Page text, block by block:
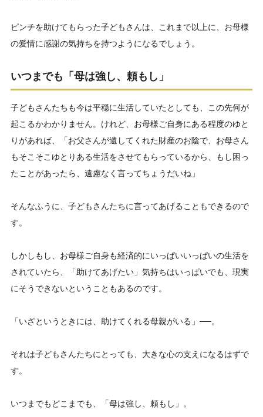
ピンチを助けてもらった子どもさんは、これまで以上に、お母様
の愛情に感謝の気持ちを持つようになるでしょう。
いつまでも「母は強し、頼もし」
子どもさんたちも今は平穏に生活していたとしても、この先何が
起こるかわかりません。けれど、お母様ご自身にある程度のゆと
りがあれば、「お父さんが遺してくれた財産のお陰で、お母さん
もそこそこゆとりある生活をさせてもらっているから、もし困っ
たことがあったら、遠慮なく言ってちょうだいね」
そんなふうに、子どもさんたちに言ってあげることもできるので
す。
しかしもし、お母様ご自身も経済的にいっぱいいっぱいの生活を
されていたら、「助けてあげたい」気持ちはいっぱいでも、現実
にそうできないということもあるのです。
「いざというときには、助けてくれる母親がいる」──。
それは子どもさんたちにとっても、大きな心の支えになるはずで
す。
いつまでもどこまでも、「母は強し、頼もし」。